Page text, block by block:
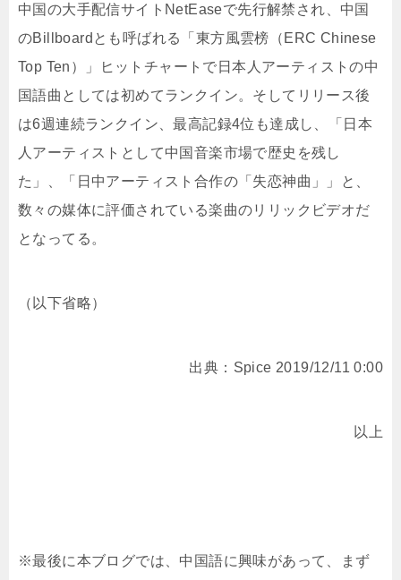
中国の大手配信サイトNetEaseで先行解禁され、中国
のBillboardとも呼ばれる「東方風雲榜（ERC Chinese
Top Ten）」ヒットチャートで日本人アーティストの中
国語曲としては初めてランクイン。そしてリリース後
は6週連続ランクイン、最高記録4位も達成し、「日本
人アーティストとして中国音楽市場で歴史を残し
た」、「日中アーティスト合作の「失恋神曲」」と、
数々の媒体に評価されている楽曲のリリックビデオだ
となってる。
（以下省略）
出典：Spice 2019/12/11 0:00
以上
※最後に本ブログでは、中国語に興味があって、まず